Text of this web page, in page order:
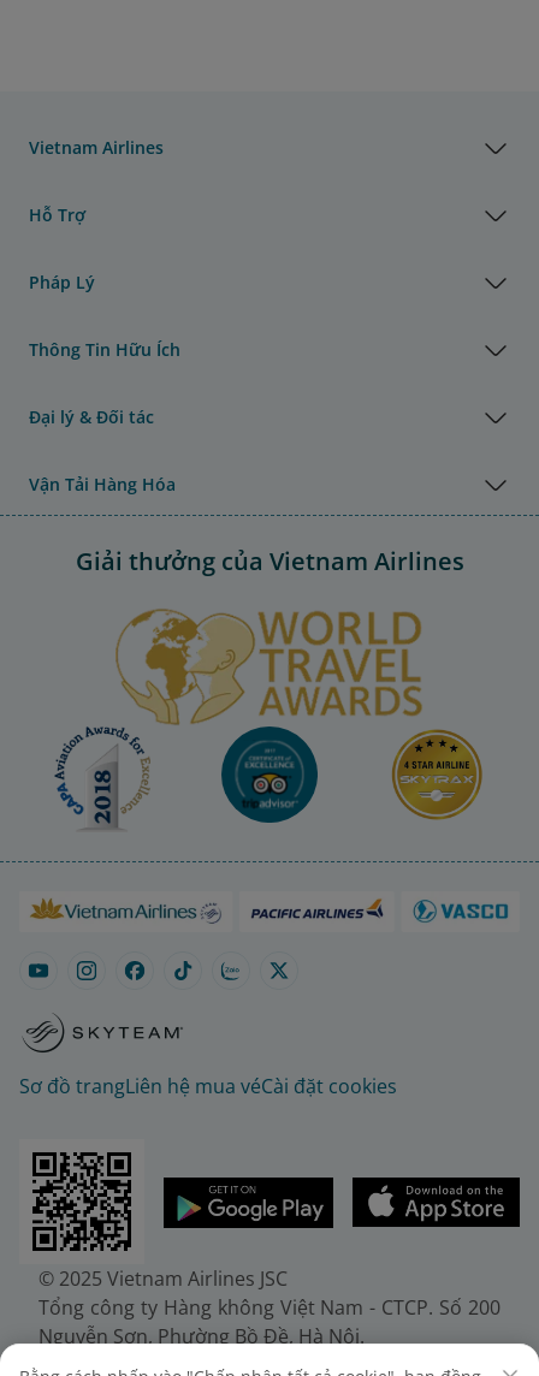
Vietnam Airlines
Hỗ Trợ
Pháp Lý
Thông Tin Hữu Ích
Đại lý & Đối tác
Vận Tải Hàng Hóa
Giải thưởng của Vietnam Airlines
Sơ đồ trangLiên hệ mua véCài đặt cookies
© 2025 Vietnam Airlines JSC
Tổng công ty Hàng không Việt Nam - CTCP. Số 200
Nguyễn Sơn, Phường Bồ Đề, Hà Nội.
Điện thoại: (+84-24) 38272289. Fax: (+84-24)